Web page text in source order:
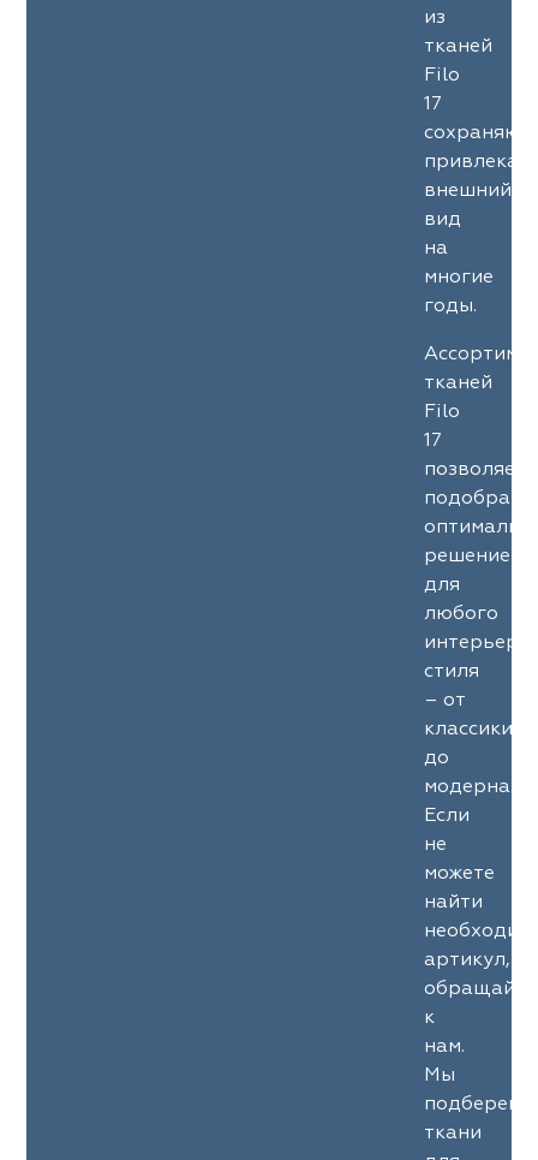
из
тканей
Filo
17
сохраняют
внешний
вид
на
многие
годы.
тканей
Filo
17
позволяет
подобрать
решение
для
любого
стиля
– от
классики
до
модерна.
Если
не
можете
найти
артикул,
к
нам.
Мы
подберем
ткани